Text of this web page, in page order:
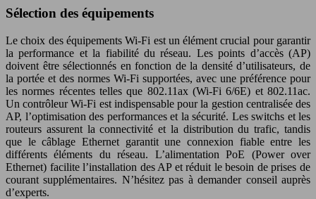
Sélection des équipements
Le choix des équipements Wi-Fi est un élément crucial pour garantir
la performance et la fiabilité du réseau. Les points d’accès (AP)
doivent être sélectionnés en fonction de la densité d’utilisateurs, de
la portée et des normes Wi-Fi supportées, avec une préférence pour
les normes récentes telles que 802.11ax (Wi-Fi 6/6E) et 802.11ac.
Un contrôleur Wi-Fi est indispensable pour la gestion centralisée des
AP, l’optimisation des performances et la sécurité. Les switchs et les
routeurs assurent la connectivité et la distribution du trafic, tandis
que le câblage Ethernet garantit une connexion fiable entre les
différents éléments du réseau. L’alimentation PoE (Power over
Ethernet) facilite l’installation des AP et réduit le besoin de prises de
courant supplémentaires. N’hésitez pas à demander conseil auprès
d’experts.